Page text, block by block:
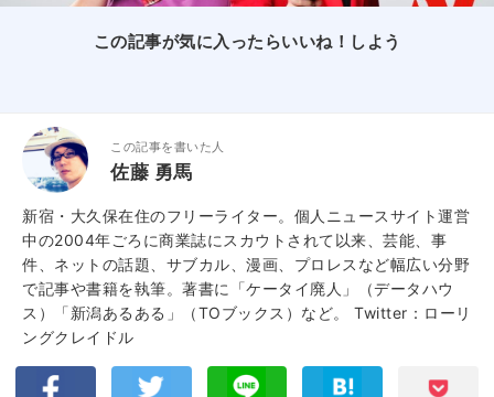
この記事が気に入ったらいいね！しよう
この記事を書いた人
佐藤 勇馬
新宿・大久保在住のフリーライター。個人ニュースサイト運営
中の2004年ごろに商業誌にスカウトされて以来、芸能、事
件、ネットの話題、サブカル、漫画、プロレスなど幅広い分野
で記事や書籍を執筆。著書に「ケータイ廃人」（データハウ
ス）「新潟あるある」（TOブックス）など。 Twitter：ローリ
ングクレイドル